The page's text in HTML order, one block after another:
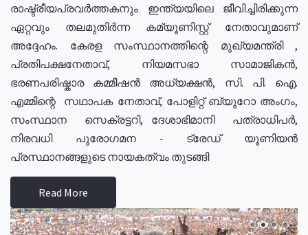
രാഷ്ട്രീയപ്രവർത്തകനും ഇന്ത്യയിലെ ജീവിച്ചിരിക്കുന്ന
ഏറ്റവും തലമുതിർന്ന കമ്യൂണിസ്റ്റ് നേതാവുമാണ്
അദ്ദേഹം. കേരള സംസ്ഥാനത്തിന്റെ മുഖ്യമന്ത്രി ,
പ്രതിപക്ഷനേതാവ്, നിയമസഭാ സാമാജികൻ,
ഭരണപരിഷ്കാര കമ്മീഷൻ അധ്യക്ഷൻ, സി. പി. ഐ.
എമ്മിന്റെ സഥാപക നേതാവ്, പോളിറ്റ് ബ്യുറോ അംഗം,
സംസ്ഥാന സെക്രട്ടറി, ദേശാഭിമാനി പത്രാധിപർ,
നിരവധി പുരോഗമന - ട്രേഡ് യൂണിയൻ
പ്രസ്ഥാനങ്ങളുടെ നായകത്വം തുടങ്ങി
Read More